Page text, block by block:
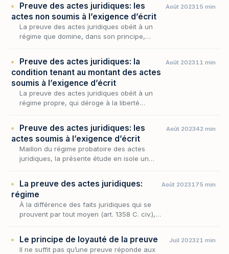
faut-il…
Preuve des actes juridiques: les
actes non soumis à l’exigence d’écrit
La preuve des actes juridiques obéit à un
régime que domine, dans son principe,
jurispruden…
Août 202315 min
Preuve des actes juridiques: la
condition tenant au montant des actes
soumis à l’exigence d’écrit
La preuve des actes juridiques obéit à un
régime propre, qui déroge à la liberté
condition de l'admissi…
Août 202311 min
Preuve des actes juridiques: les
actes soumis à l’exigence d’écrit
Maillon du régime probatoire des actes
juridiques, la présente étude en isole un
preuve pa…
Août 202342 min
La preuve des actes juridiques:
régime
À la différence des faits juridiques qui se
prouvent par tout moyen (art. 1358 C. civ.),
(art. 1359 C.…
Août 2023175 min
Le principe de loyauté de la preuve
Il ne suffit pas qu’une preuve réponde aux
Juil 202321 min